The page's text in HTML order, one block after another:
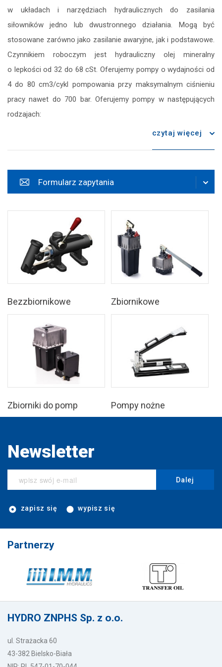
w układach i narzędziach hydraulicznych do zasilania
siłowników jedno lub dwustronnego działania. Mogą być
stosowane zarówno jako zasilanie awaryjne, jak i podstawowe.
Czynnikiem roboczym jest hydrauliczny olej mineralny
o lepkości od 32 do 68 cSt. Oferujemy pompy o wydajności od
4 do 80 cm3/cykl pompowania przy maksymalnym ciśnieniu
pracy nawet do 700 bar. Oferujemy pompy w następujących
rodzajach:
czytaj więcej
Formularz zapytania
Bezzbiornikowe Zbiornikowe
Zbiorniki do pomp Pompy nożne
zapisz
Newsletter
Dalej
zapisz się wypisz się
Partnerzy
HYDRO ZNPHS Sp. z o.o.
ul. Strażacka 60
43-382 Bielsko-Biała